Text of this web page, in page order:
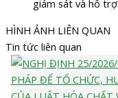
giám sát và hỗ trợ.
HÌNH ẢNH LIÊN QUAN
Tin tức liên quan